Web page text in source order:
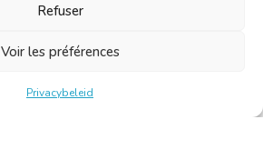
Refuser
Voir les préférences
Privacybeleid